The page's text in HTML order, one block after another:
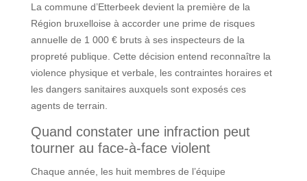
La commune d’Etterbeek devient la première de la
Région bruxelloise à accorder une prime de risques
annuelle de 1 000 € bruts à ses inspecteurs de la
propreté publique. Cette décision entend reconnaître la
violence physique et verbale, les contraintes horaires et
les dangers sanitaires auxquels sont exposés ces
agents de terrain.
Quand constater une infraction peut
tourner au face-à-face violent
Chaque année, les huit membres de l’équipe